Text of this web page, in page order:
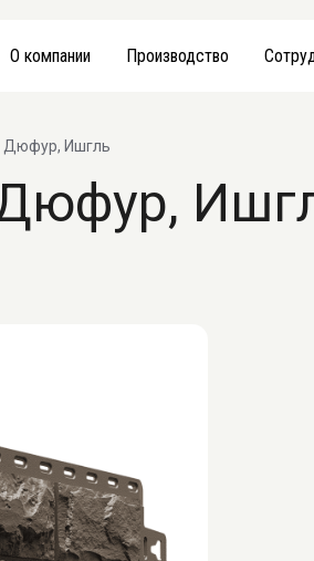
О компании Производство
Дюфур, Ишгль